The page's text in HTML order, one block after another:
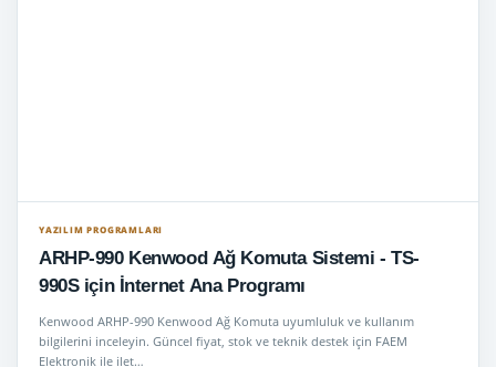
YAZILIM PROGRAMLARI
ARHP-990 Kenwood Ağ Komuta Sistemi - TS-
990S için İnternet Ana Programı
Kenwood ARHP-990 Kenwood Ağ Komuta uyumluluk ve kullanım
bilgilerini inceleyin. Güncel fiyat, stok ve teknik destek için FAEM
Elektronik ile ilet…